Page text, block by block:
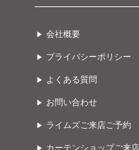
LIMES EAST 2F
LIMES EAST 3F
LIMES WEST 1F
LIMES WEST 2F
会社概要
プライバシーポリシー
よくある質問
お問い合わせ
ライムズご来店ご予約